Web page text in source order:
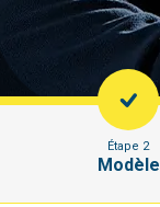
Étape 2
Modèle